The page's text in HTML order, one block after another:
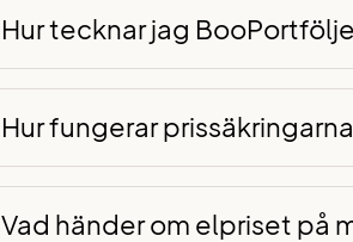
Hur tecknar jag
Hur fungerar
Vad händer om elpriset på